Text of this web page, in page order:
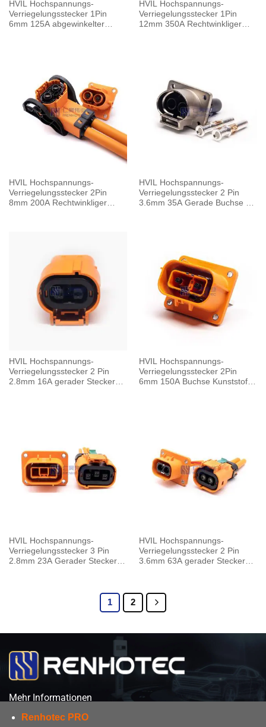
HVIL Hochspannungs-
Verriegelungsstecker 1Pin
6mm 125A abgewinkelter
HVIL Hochspannungs-
Verriegelungsstecker 1Pin
12mm 350A Rechtwinkliger
HVIL Hochspannungs-
Verriegelungsstecker 2Pin
8mm 200A Rechtwinkliger
HVIL Hochspannungs-
Verriegelungsstecker 2 Pin
3.6mm 35A Gerade Buchse A
HVIL Hochspannungs-
Verriegelungsstecker 2 Pin
2.8mm 16A gerader Stecker
HVIL Hochspannungs-
Verriegelungsstecker 2Pin
6mm 150A Buchse Kunststoff
HVIL Hochspannungs-
Verriegelungsstecker 3 Pin
2.8mm 23A Gerader Stecker
HVIL Hochspannungs-
Verriegelungsstecker 2 Pin
3.6mm 63A gerader Stecker
1 2
Mehr Informationen
Renhotec PRO